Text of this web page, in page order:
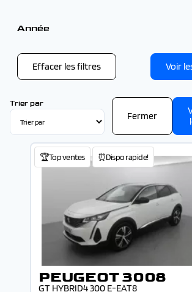
Gris (9)
Bleu (7)
Noir (4)
Rouge (2)
Vert (1)
Année
Effacer les filtres Voir
Trier par
Fermer
🏆Top ventes ⏰Dispo rapide!
PEUGEOT 3008
GT HYBRID4 300 E-EAT8